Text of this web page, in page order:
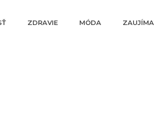
ZDRAVIE MÓDA